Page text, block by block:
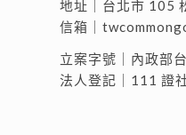
地址｜ 台北市 105
信箱｜
立案字號｜內政部
法人登記｜111 證